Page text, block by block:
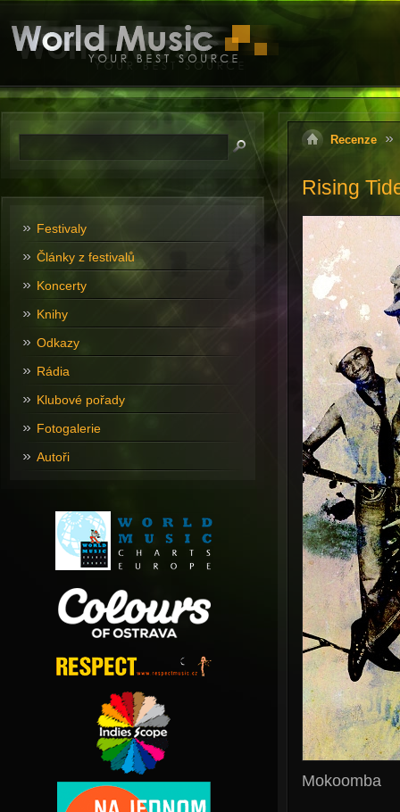
Recenze
Rising
Mokoomba
Festivaly
Články z festivalů
Koncerty
Knihy
Odkazy
Rádia
Klubové pořady
Fotogalerie
Autoři